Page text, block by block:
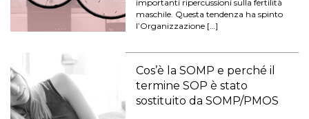
importanti ripercussioni sulla fertilità
maschile. Questa tendenza ha spinto
l’Organizzazione […]
Cos’è la SOMP e perché il
termine SOP è stato
sostituito da SOMP/PMOS